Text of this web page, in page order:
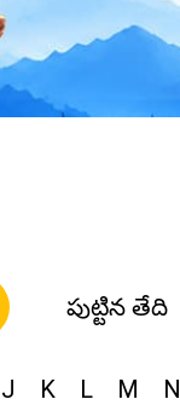
పుట్టిన తేది
J K L M N